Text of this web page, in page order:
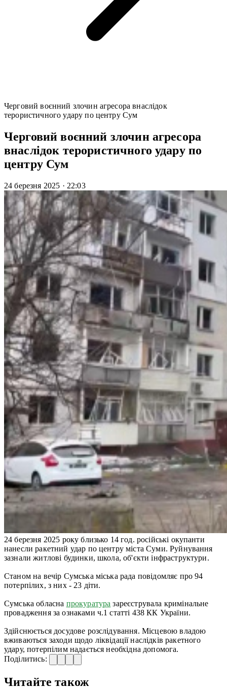
Черговий воєнний злочин агресора внаслідок
терористичного удару по центру Сум
Черговий воєнний злочин агресора
внаслідок терористичного удару по
центру Сум
24 березня 2025 · 22:03
24 березня 2025 року близько 14 год. російські окупанти
нанесли ракетний удар по центру міста Суми. Руйнування
зазнали житлові будинки, школа, об'єкти інфраструктури.
Станом на вечір Сумська міська рада повідомляє про 94
потерпілих, з них - 23 діти.
Сумська обласна прокуратура зареєструвала кримінальне
провадження за ознаками ч.1 статті 438 КК України.
Здійснюється досудове розслідування. Місцевою владою
вживаються заходи щодо ліквідації наслідків ракетного
удару, потерпілим надається необхідна допомога.
Поділитись:
Читайте також